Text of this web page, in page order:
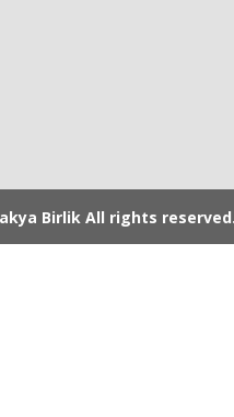
Birlik All rights